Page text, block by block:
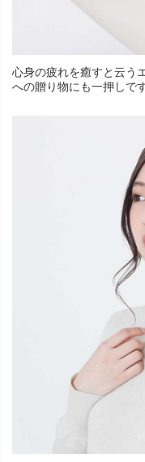
心身の疲れを癒すと云う
への贈り物にも一押しで